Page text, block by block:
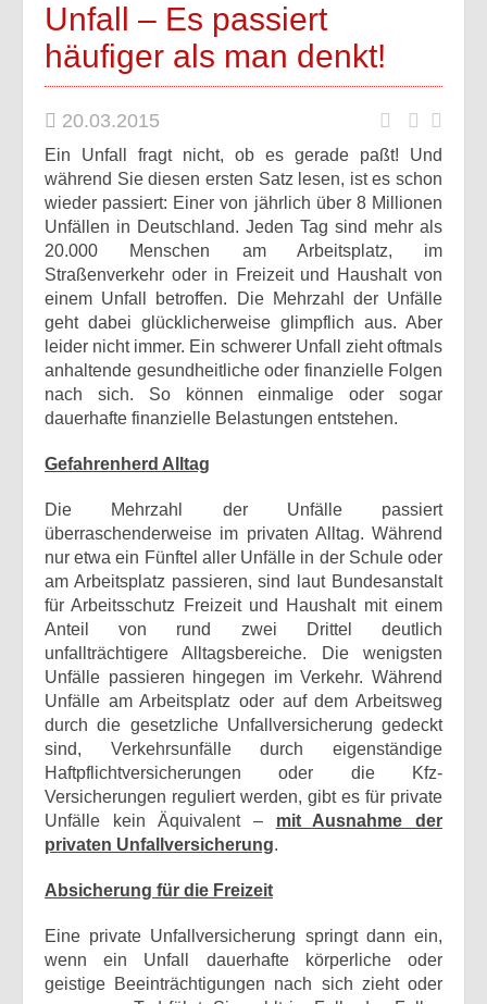
Unfall – Es passiert
häufiger als man denkt!
20.03.2015
Ein Unfall fragt nicht, ob es gerade paßt! Und
während Sie diesen ersten Satz lesen, ist es schon
wieder passiert: Einer von jährlich über 8 Millionen
Unfällen in Deutschland. Jeden Tag sind mehr als
20.000 Menschen am Arbeitsplatz, im
Straßenverkehr oder in Freizeit und Haushalt von
einem Unfall betroffen. Die Mehrzahl der Unfälle
geht dabei glücklicherweise glimpflich aus. Aber
leider nicht immer. Ein schwerer Unfall zieht oftmals
anhaltende gesundheitliche oder finanzielle Folgen
nach sich. So können einmalige oder sogar
dauerhafte finanzielle Belastungen entstehen.
Gefahrenherd Alltag
Die Mehrzahl der Unfälle passiert
überraschenderweise im privaten Alltag. Während
nur etwa ein Fünftel aller Unfälle in der Schule oder
am Arbeitsplatz passieren, sind laut Bundesanstalt
für Arbeitsschutz Freizeit und Haushalt mit einem
Anteil von rund zwei Drittel deutlich
unfallträchtigere Alltagsbereiche. Die wenigsten
Unfälle passieren hingegen im Verkehr. Während
Unfälle am Arbeitsplatz oder auf dem Arbeitsweg
durch die gesetzliche Unfallversicherung gedeckt
sind, Verkehrsunfälle durch eigenständige
Haftpflichtversicherungen oder die Kfz-
Versicherungen reguliert werden, gibt es für private
Unfälle kein Äquivalent – mit Ausnahme der
privaten Unfallversicherung.
Absicherung für die Freizeit
Eine private Unfallversicherung springt dann ein,
wenn ein Unfall dauerhafte körperliche oder
geistige Beeinträchtigungen nach sich zieht oder